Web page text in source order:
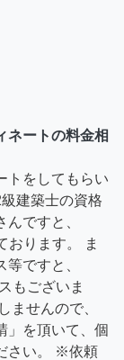
ネートの料金相
トをしてもらい
建築士の資格
ですと、
おります。 ま
ですと、
もございま
ませんので、
」を頂いて、個
さい。 ※依頼